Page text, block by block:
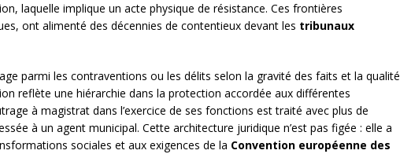
laquelle implique un acte physique de résistance. Ces frontières
ont alimenté des décennies de contentieux devant les tribunaux
parmi les contraventions ou les délits selon la gravité des faits et la qualité
reflète une hiérarchie dans la protection accordée aux différentes
à magistrat dans l’exercice de ses fonctions est traité avec plus de
à un agent municipal. Cette architecture juridique n’est pas figée : elle a
sociales et aux exigences de la Convention européenne des